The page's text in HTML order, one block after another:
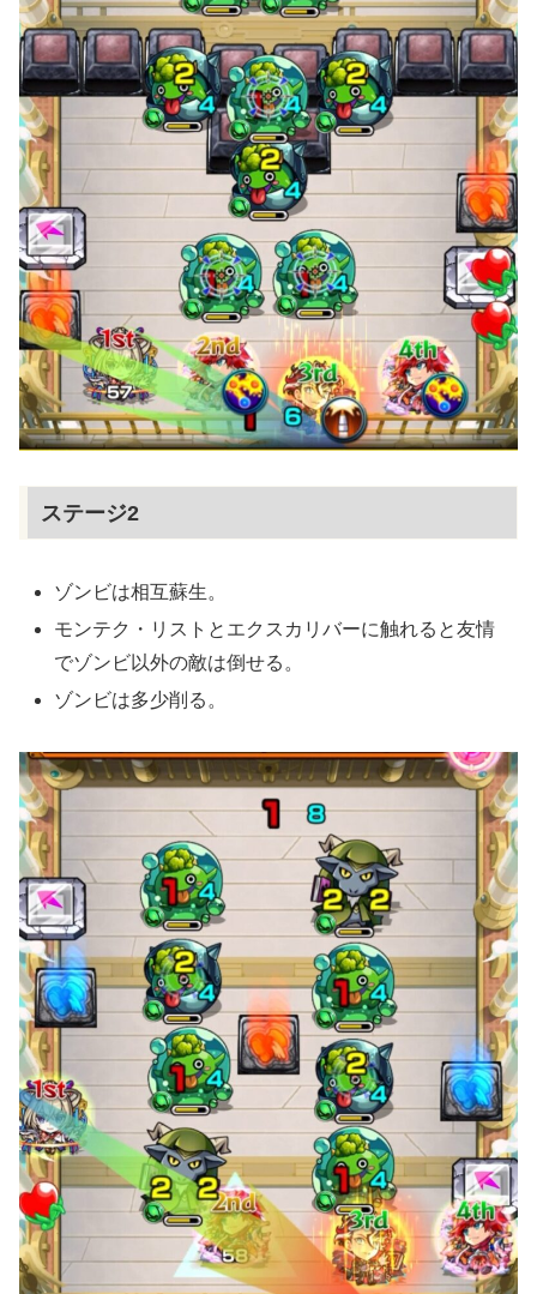
ステージ2
ゾンビは相互蘇生。
モンテク・リストとエクスカリバーに触れると友情
でゾンビ以外の敵は倒せる。
ゾンビは多少削る。